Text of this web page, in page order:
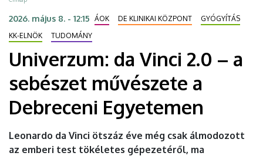
a
sebészet
művészete
Debreceni
Egyetemen
Morzsa
2026. május 8. - 12:15 ÁOK DE KLINIKAI KÖZPONT
GYÓGYÍTÁS
KK-ELNÖK
TUDOMÁNY
Univerzum: da Vinci 2.0 – a
sebészet művészete a
Debreceni Egyetemen
Leonardo da Vinci ötszáz éve még csak álmodozott
az emberi test tökéletes gépezetéről, ma